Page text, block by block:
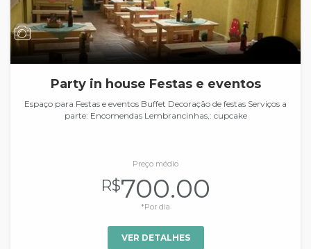
Party in house Festas e eventos
Espaço para Festas e eventos Buffet Decoração de festas Serviços a
parte: Encomendas Lembrancinhas,: cupcake
Preço médio
R$700.00
*Por dia
VER DETALHES